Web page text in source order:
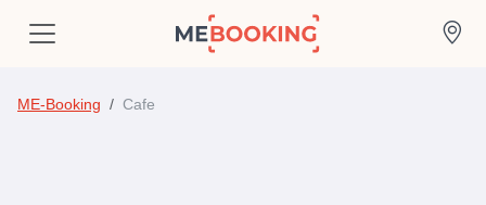
ME-Booking Cafe